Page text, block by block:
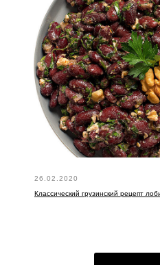
26.02.2020
Классический грузинский рецепт